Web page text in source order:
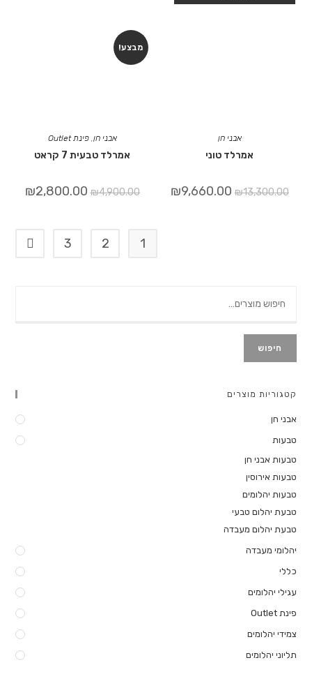
מבצע!
אבני חן,פינת Outlet
אמרלד טבעית 7 קראט
₪4,900.00
₪2,800.00
אבני חן
אמרלד טוני
₪13,300.00
₪9,660.00
1
2
3
חיפוש
קטגוריות מוצרים
אבני חן
טבעות
טבעות אבני חן
טבעות אירוסין
טבעות יהלומים
טבעת יהלום טבעי
טבעת יהלום מעבדה
יהלומי מעבדה
כללי
עגילי יהלומים
פינת Outlet
צמידי יהלומים
תליוני יהלומים